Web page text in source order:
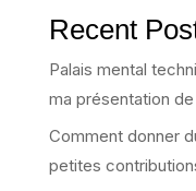
Recent
Palais mental
ma présentation
Comment donner
petites